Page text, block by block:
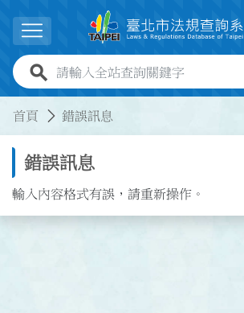
展開選單
全站查詢關鍵字欄位
首頁 錯誤訊息
錯誤訊息
輸入內容格式有誤，請重新操作。